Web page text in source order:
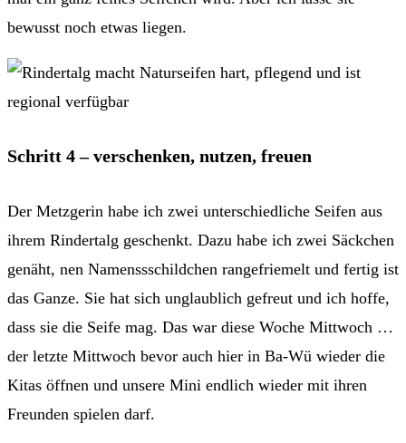
bewusst noch etwas liegen.
Schritt 4 – verschenken, nutzen, freuen
Der Metzgerin habe ich zwei unterschiedliche Seifen aus
ihrem Rindertalg geschenkt. Dazu habe ich zwei Säckchen
genäht, nen Namenssschildchen rangefriemelt und fertig ist
das Ganze. Sie hat sich unglaublich gefreut und ich hoffe,
dass sie die Seife mag. Das war diese Woche Mittwoch …
der letzte Mittwoch bevor auch hier in Ba-Wü wieder die
Kitas öffnen und unsere Mini endlich wieder mit ihren
Freunden spielen darf.